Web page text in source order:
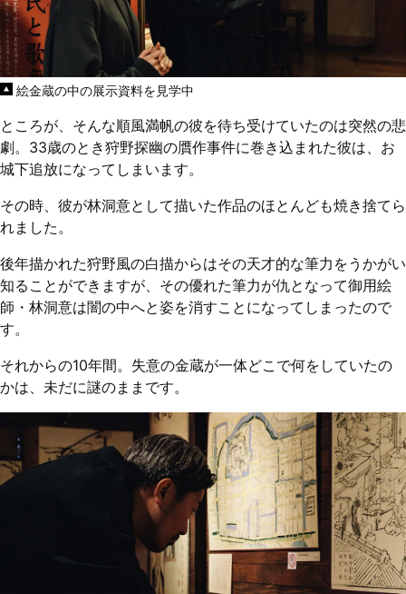
絵金蔵の中の展示資料を見学中
ところが、そんな順風満帆の彼を待ち受けていたのは突然の悲
劇。33歳のとき狩野探幽の贋作事件に巻き込まれた彼は、お
城下追放になってしまいます。
その時、彼が林洞意として描いた作品のほとんども焼き捨てら
れました。
後年描かれた狩野風の白描からはその天才的な筆力をうかがい
知ることができますが、その優れた筆力が仇となって御用絵
師・林洞意は闇の中へと姿を消すことになってしまったので
す。
それからの10年間。失意の金蔵が一体どこで何をしていたの
かは、未だに謎のままです。